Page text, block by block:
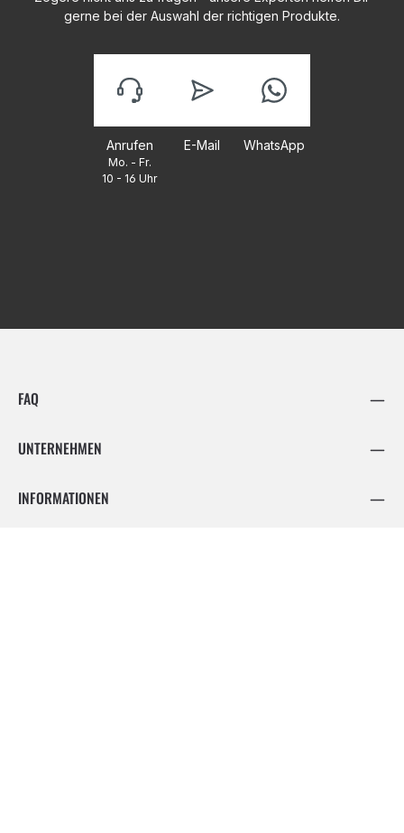
gerne bei der Auswahl der richtigen Produkte.
Anrufen
Mo. - Fr.
10 - 16 Uhr
E-Mail WhatsApp
FAQ
UNTERNEHMEN
INFORMATIONEN